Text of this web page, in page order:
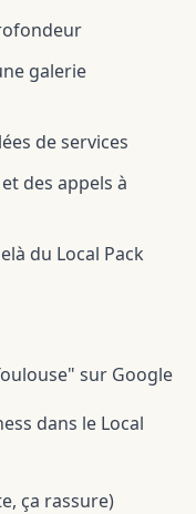
galerie
de services
des appels à
du Local Pack
sur Google
dans le Local
ça rassure)